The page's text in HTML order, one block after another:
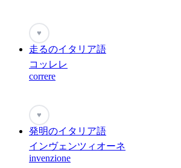
♥
走るのイタリア語
コッレレ
correre
♥
発明のイタリア語
インヴェンツィオーネ
invenzione